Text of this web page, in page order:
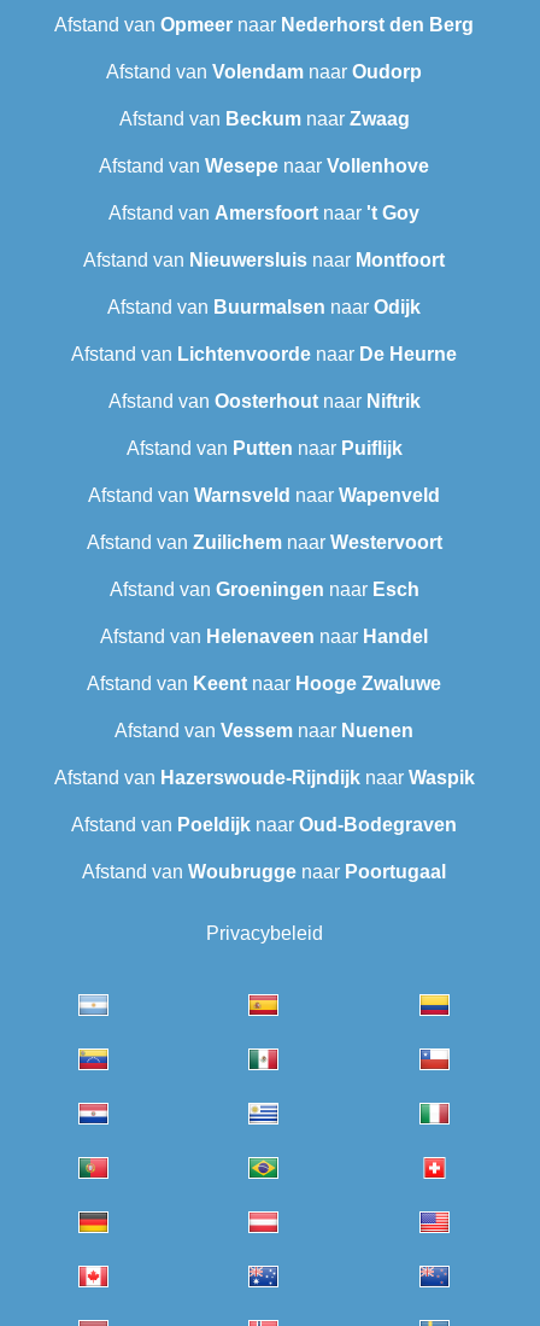
Afstand van Opmeer naar Nederhorst den Berg
Afstand van Volendam naar Oudorp
Afstand van Beckumnaar Zwaag
Afstand van Wesepe naar Vollenhove
Afstand van Amersfoort naar 't Goy
Afstand van Nieuwersluis naar Montfoort
Afstand van Buurmalsen naar Odijk
Afstand van Lichtenvoorde naar De Heurne
Afstand van Oosterhoutnaar Niftrik
Afstand van Putten naar Puiflijk
Afstand van Warnsveld naar Wapenveld
Afstand van Zuilichemnaar Westervoort
Afstand van Groeningen naar Esch
Afstand van Helenaveen naar Handel
Afstand van Keent naar Hooge Zwaluwe
Afstand van Vessem naar Nuenen
Afstand van Hazerswoude-Rijndijknaar Waspik
Afstand van Poeldijk naar Oud-Bodegraven‎
Afstand van Woubrugge naar Poortugaal
Privacybeleid